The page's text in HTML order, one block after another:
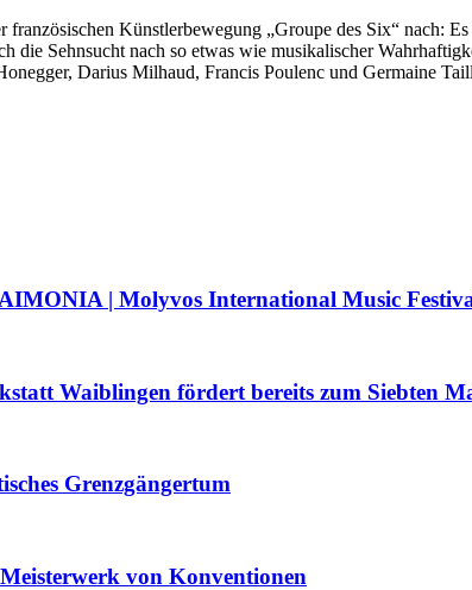
Künstlerbewegung „Groupe des Six“ nach:
die Sehnsucht nach so etwas wie musikalischer
Darius Milhaud, Francis Poulenc und Germaine
| Molyvos International Music
Waiblingen fördert bereits zum Siebten
Grenzgängertum
von Konventionen